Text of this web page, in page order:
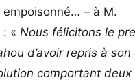
empoisonné… – à M.
« Nous félicitons le
d’avoir repris à son
comportant deux